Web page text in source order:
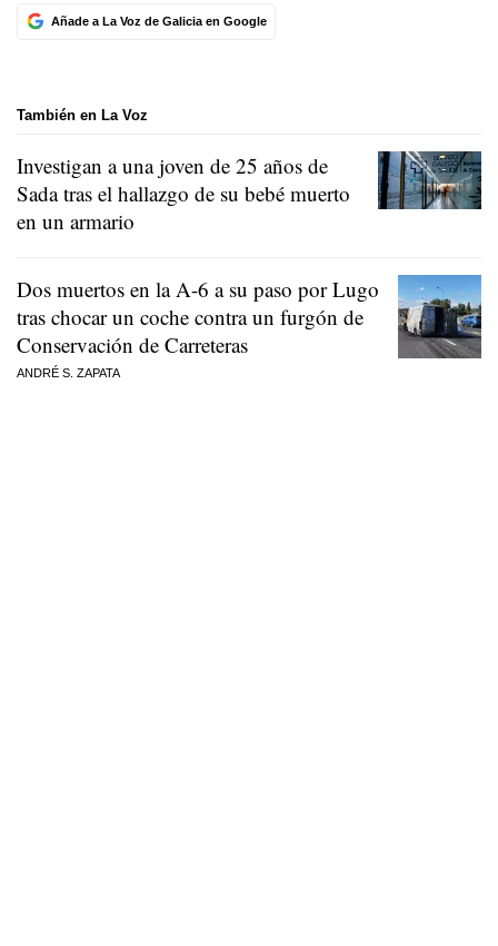
Añade a La Voz de Galicia en Google
También en La Voz
Investigan a una joven de 25 años de
Sada tras el hallazgo de su bebé muerto
en un armario
Dos muertos en la A-6 a su paso por Lugo
tras chocar un coche contra un furgón de
Conservación de Carreteras
ANDRÉ S. ZAPATA